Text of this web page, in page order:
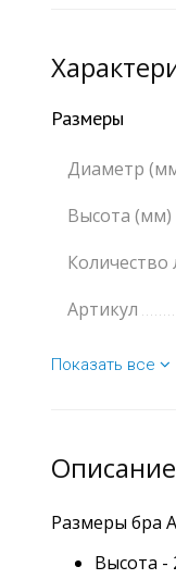
Размеры
Диаметр
Высота (мм)
Артикул
Показать все
Описание
Размеры бра
Высота -